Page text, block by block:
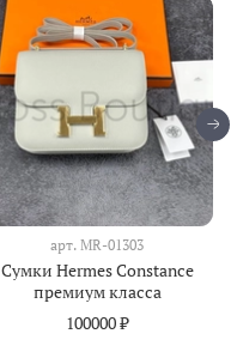
арт. MR-01303
Сумки Hermes Constance
премиум класса
100000 ₽